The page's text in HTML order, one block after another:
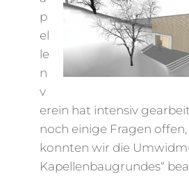
p
el
le
n
v
erein hat intensiv
noch einige Fragen
konnten wir die
Kapellenbaugrundes“